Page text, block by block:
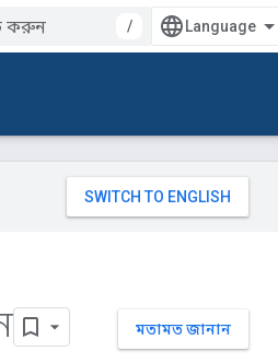
/
মতামত জানান